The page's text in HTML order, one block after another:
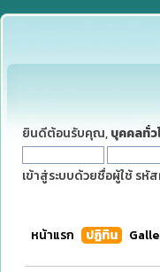
ยินดีต้อนรับคุณ, บุคคลทั่ว
เข้าสู่ระบบด้วยชื่อผู้ใช้ รหัส
หน้าแรก ปฏิทิน